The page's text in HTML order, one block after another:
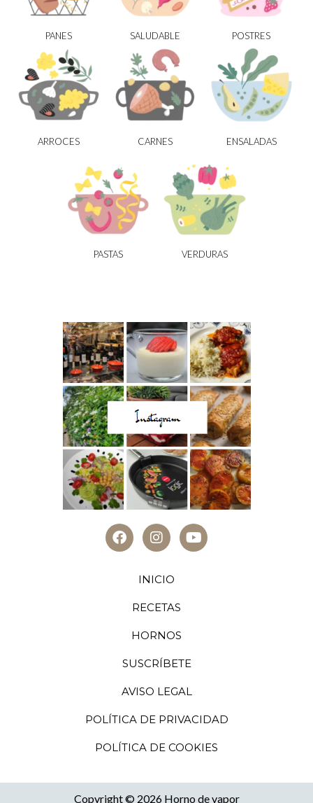
PANES
ARROCES
SALUDABLE
CARNES
POSTRES
ENSALADAS
PASTAS VERDURAS
INICIO
RECETAS
HORNOS
SUSCRÍBETE
AVISO LEGAL
POLÍTICA DE PRIVACIDAD
POLÍTICA DE COOKIES
Copyright © 2026 Horno de vapor